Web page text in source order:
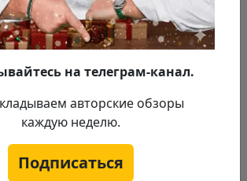
новый яркий вкус из 4
Подробнее...
на телеграм-канал.
авторские обзоры
каждую неделю.
Подписаться